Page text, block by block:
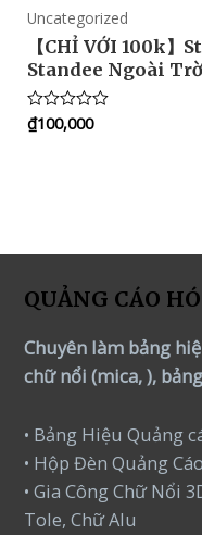
Uncategorized
【CHỈ VỚI 100k
Standee Ngoài
Rated
0
₫100,000
QUẢNG CÁO
Chuyên làm bảng
chữ nổi (mica, ),
• Bảng Hiệu Quảng
• Hộp Đèn Quảng Cáo
• Gia Công Chữ Nổi
Tole, Chữ Alu